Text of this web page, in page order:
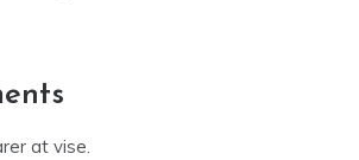
at vise.